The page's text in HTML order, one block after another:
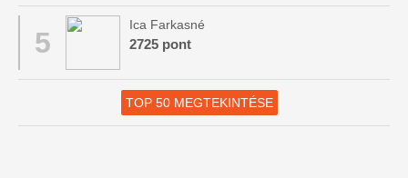
5
Ica Farkasné
2725 pont
TOP 50 MEGTEKINTÉSE